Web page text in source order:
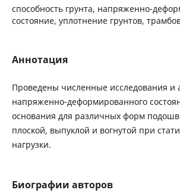
способность грунта, напряженно-
состояние, уплотнение грунтов,
Аннотация
Проведены численные исследования и
напряженно-деформированного
основания для различных форм
плоской, выпуклой и вогнутой при
нагрузки.
Биографии авторов